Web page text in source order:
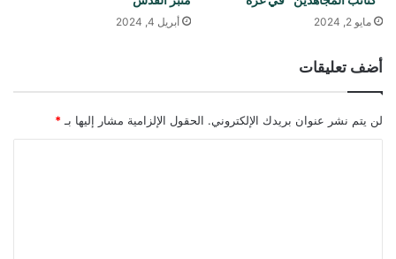
مايو 2, 2024 أبريل 4, 2024
أضف تعليقات
لن يتم نشر عنوان بريدك الإلكتروني. الحقول الإلزامية مشار إليها بـ *